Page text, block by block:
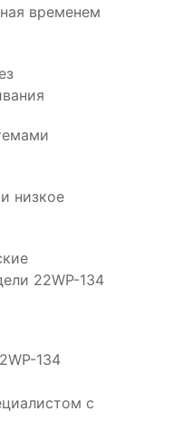
временем
низкое
22WP-134
134
с